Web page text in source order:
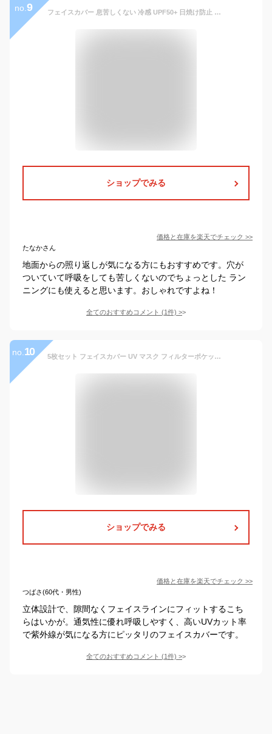
no. 9 フェイスカバー 息苦しくない 冷感 UPF50+ 日焼け防止 マスク UVカットマスク 日焼け止め メッシュ 通気性 防塵 紫外線対策 アイスシルク 伸縮ストレッチ素材 吸汗 ランニング フェイスマスク 夏用 スポーツ ジョキング 日よけ 釣り メンズ レディース フェースカバー
ショップでみる
価格と在庫を楽天でチェック >>
たなかさん
地面からの照り返しが気になる方にもおすすめです。穴が
ついていて呼吸をしても苦しくないのでちょっとした ラン
ニングにも使えると思います。おしゃれですよね！
全てのおすすめコメント (1件) >
no. 10 5枚セット フェイスカバー UV マスク フィルターポケット付き スポーツ 冷感 耳かけ ネックガード 夏用 夏 UVカット 抗菌 ムレない 呼吸しやすい 立体 涼しい 日焼け防止 メンズ レディース フェイスガード フェイスマスク ゴルフ ウォーキング ランニング ガーデニング 花粉
ショップでみる
価格と在庫を楽天でチェック >>
つばさ(60代・男性)
立体設計で、隙間なくフェイスラインにフィットするこち
らはいかが。通気性に優れ呼吸しやすく、高いUVカット率
で紫外線が気になる方にピッタリのフェイスカバーです。
全てのおすすめコメント (1件) >